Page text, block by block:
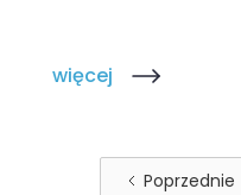
więcej
Poprzednie